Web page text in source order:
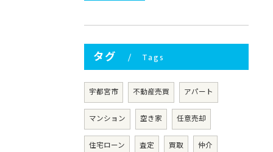
タグ Tags
宇都宮市 不動産売買 アパート
マンション 空き家 任意売却
住宅ローン 査定 買取 仲介